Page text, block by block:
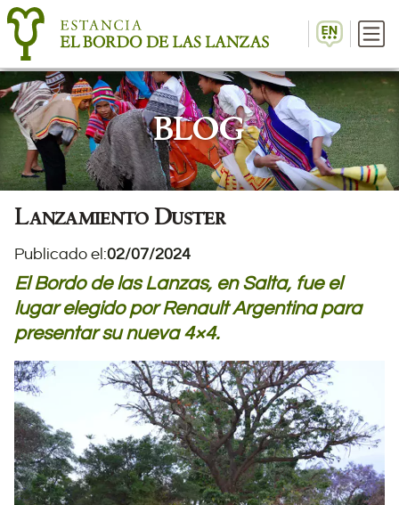
BLOG
Lanzamiento Duster
Publicado el:02/07/2024
El Bordo de las Lanzas, en Salta, fue el
lugar elegido por Renault Argentina para
presentar su nueva 4×4.